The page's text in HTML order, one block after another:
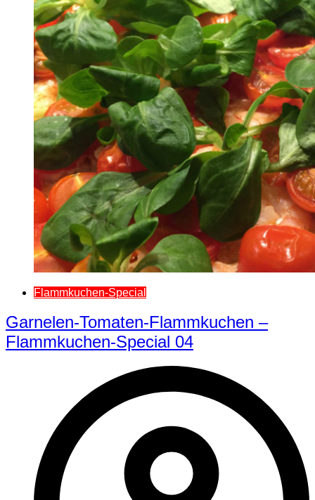
Flammkuchen-Special
Garnelen-Tomaten-Flammkuchen –
Flammkuchen-Special 04